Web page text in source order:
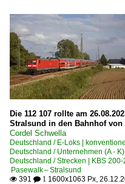
Die 112 107 rollte am
Stralsund in den Bahnhof
Cordel Schwella
Deutschland / E-Loks |
Deutschland / Unternehmen (A -
Deutschland / Strecken | KBS
Pasewalk – Stralsund
 391  1 1600x1063 Px,